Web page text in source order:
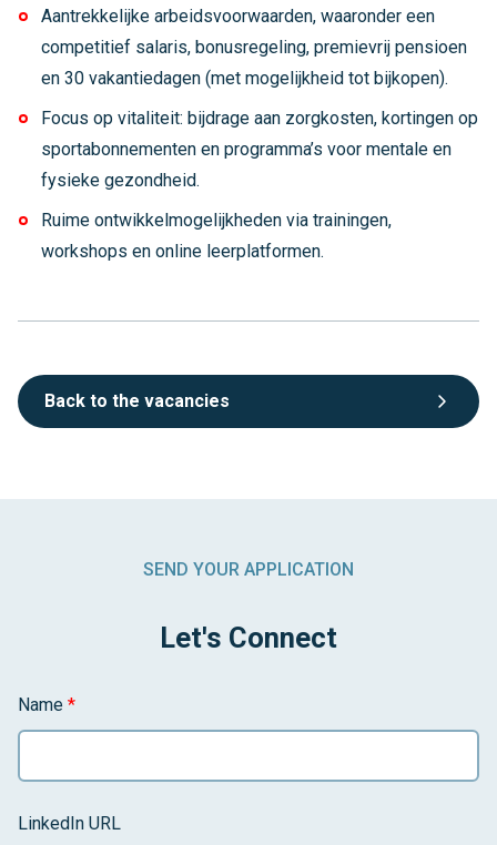
Aantrekkelijke arbeidsvoorwaarden, waaronder een
competitief salaris, bonusregeling, premievrij pensioen
en 30 vakantiedagen (met mogelijkheid tot bijkopen).
Focus op vitaliteit: bijdrage aan zorgkosten, kortingen op
sportabonnementen en programma’s voor mentale en
fysieke gezondheid.
Ruime ontwikkelmogelijkheden via trainingen,
workshops en online leerplatformen.
Back to the vacancies
SEND YOUR APPLICATION
Let's Connect
Name *
LinkedIn URL